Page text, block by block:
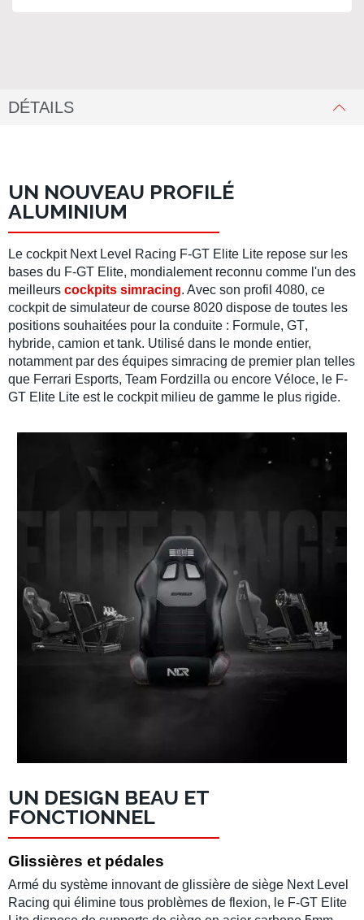
DÉTAILS
UN NOUVEAU PROFILÉ
ALUMINIUM
Le cockpit Next Level Racing F-GT Elite Lite repose sur les
bases du F-GT Elite, mondialement reconnu comme l'un des
meilleurs cockpits simracing. Avec son profil 4080, ce
cockpit de simulateur de course 8020 dispose de toutes les
positions souhaitées pour la conduite : Formule, GT,
hybride, camion ettank. Utilisé dans le monde entier,
notamment par des équipes simracing de premier plan telles
que Ferrari Esports, Team Fordzilla ou encore Véloce, le F-
GT Elite Lite est le cockpit milieu de gamme le plus rigide.
UN DESIGN BEAU ET
FONCTIONNEL
Glissières et pédales
Armé du système innovant de glissière de siège Next Level
Racing qui élimine tous problèmes de flexion, le F-GT Elite